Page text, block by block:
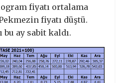
fiyatı ortalama
fiyatı düştü.
bu ay sabit kaldı.